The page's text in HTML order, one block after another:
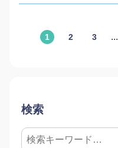
1 2 3 ...
検索